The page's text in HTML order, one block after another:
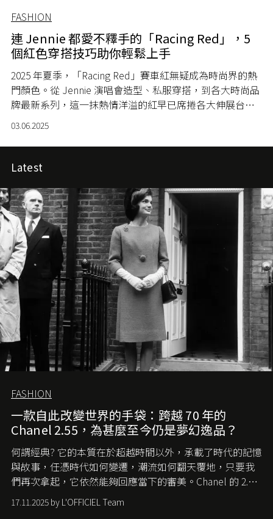
FASHION
連 Jennie 都愛不釋手的「Racing Red」，5
個紅色穿搭技巧助你輕鬆上手
2025 年夏季，「Racing Red」賽車紅無疑成為時尚界的熱
門顏色。從 Jennie 演唱會造型、私服穿搭，到各大時尚品
牌最新系列，這一抹熱情洋溢的紅早已席捲各大伸展台與
街頭造型。
03.06.2025
Latest
FASHION
一款自此改變世界的手袋：跨越 70 年的
Chanel 2.55，為甚麼至今仍是夢幻逸品？
何謂經典? 它的本質在於超越時間以外，承載了時代的記憶
與故事，任憑時代如何變遷，潮流如何翻天覆地，只要我
們再次拿起，它依然能夠回應當下的審美。Chanel 的 2.55
手袋更是這樣存在，自問世至今，一直有着舉足輕重的地
位。如果說每個女生的第一個夢想手袋是 Chanel，那 2.55
17.11.2025 by L'OFFICIEL Team